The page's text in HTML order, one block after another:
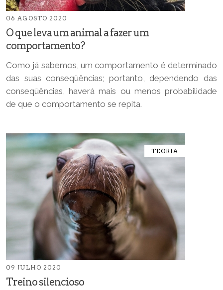
06 AGOSTO 2020
O que leva um animal a fazer um
comportamento?
Como já sabemos, um comportamento é determinado
das suas conseqüências; portanto, dependendo das
conseqüências, haverá mais ou menos probabilidade
de que o comportamento se repita.
TEORIA
09 JULHO 2020
Treino silencioso